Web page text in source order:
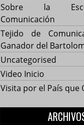
Sobre la
Comunicación
Tejido de
Ganador del
Uncategorised
Video Inicio
Visita por el País que